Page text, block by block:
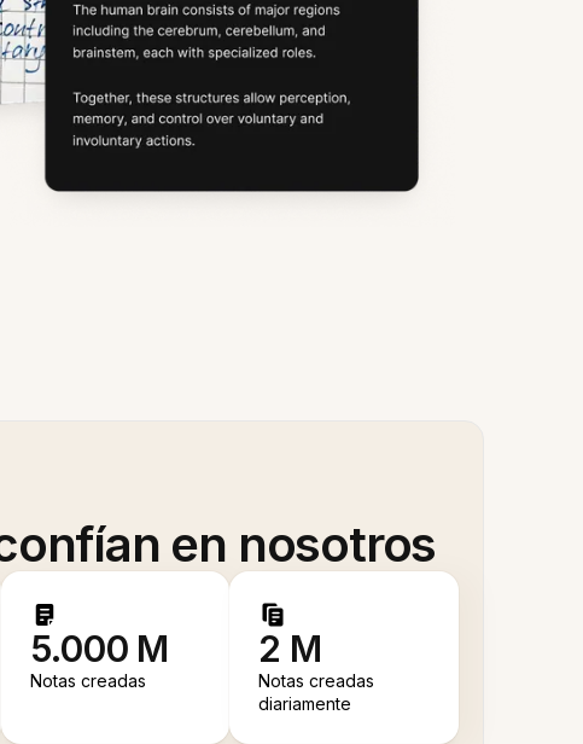
en nosotros
5.000 M
Notas creadas
2 M
Notas creadas
diariamente